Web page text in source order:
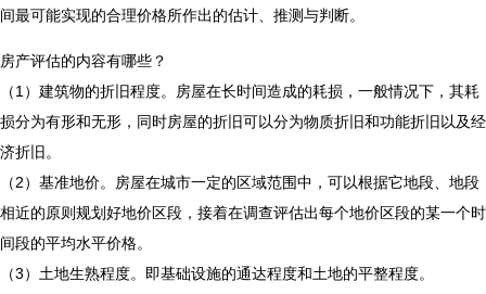
间最可能实现的合理价格所作出的估计、推测与判断。
房产评估的内容有哪些？
（1）建筑物的折旧程度。房屋在长时间造成的耗损，一般情况下，其耗
损分为有形和无形，同时房屋的折旧可以分为物质折旧和功能折旧以及经
济折旧。
（2）基准地价。房屋在城市一定的区域范围中，可以根据它地段、地段
相近的原则规划好地价区段，接着在调查评估出每个地价区段的某一个时
间段的平均水平价格。
（3）土地生熟程度。即基础设施的通达程度和土地的平整程度。